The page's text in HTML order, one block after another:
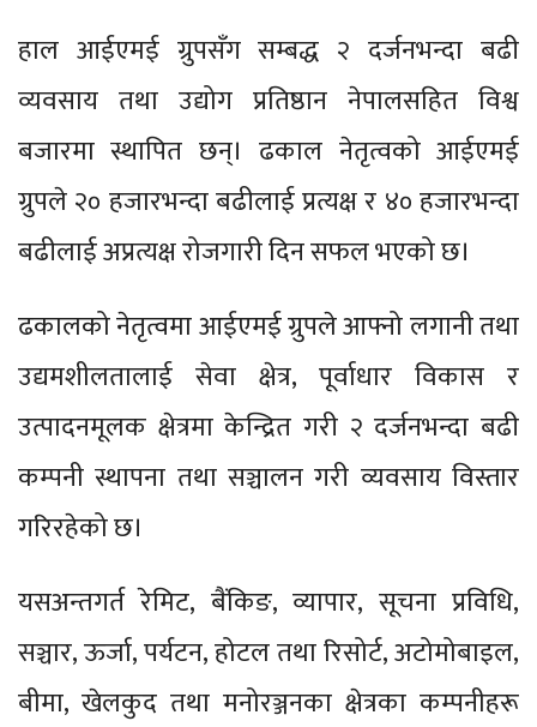
हाल आईएमई ग्रुपसँग सम्बद्ध २ दर्जनभन्दा बढी
व्यवसाय तथा उद्योग प्रतिष्ठान नेपालसहित विश्व
बजारमा स्थापित छन्। ढकाल नेतृत्वको आईएमई
ग्रुपले २० हजारभन्दा बढीलाई प्रत्यक्ष र ४० हजारभन्दा
बढीलाई अप्रत्यक्ष रोजगारी दिन सफल भएको छ।
ढकालको नेतृत्वमा आईएमई ग्रुपले आफ्नो लगानी तथा
उद्यमशीलतालाई सेवा क्षेत्र, पूर्वाधार विकास र
उत्पादनमूलक क्षेत्रमा केन्द्रित गरी २ दर्जनभन्दा बढी
कम्पनी स्थापना तथा सञ्चालन गरी व्यवसाय विस्तार
गरिरहेको छ।
यसअन्तगर्त रेमिट, बैंकिङ, व्यापार, सूचना प्रविधि,
सञ्चार, ऊर्जा, पर्यटन, होटल तथा रिसोर्ट, अटोमोबाइल,
बीमा, खेलकुद तथा मनोरञ्जनका क्षेत्रका कम्पनीहरू